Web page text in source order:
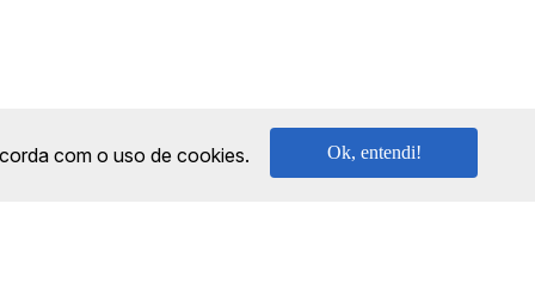
com o uso de cookies. Ok, entendi!